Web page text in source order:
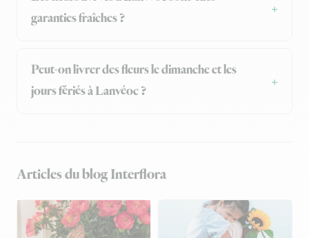
garanties fraîches ?
Peut-on livrer des fleurs le dimanche et les
jours fériés à Lanvéoc ?
Articles du blog Interflora